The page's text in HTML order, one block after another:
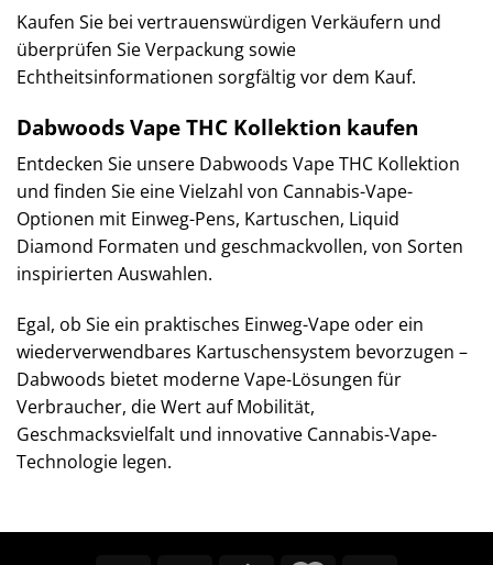
Kaufen Sie bei vertrauenswürdigen Verkäufern und
überprüfen Sie Verpackung sowie
Echtheitsinformationen sorgfältig vor dem Kauf.
Dabwoods Vape THC Kollektion kaufen
Entdecken Sie unsere Dabwoods Vape THC Kollektion
und finden Sie eine Vielzahl von Cannabis-Vape-
Optionen mit Einweg-Pens, Kartuschen, Liquid
Diamond Formaten und geschmackvollen, von Sorten
inspirierten Auswahlen.
Egal, ob Sie ein praktisches Einweg-Vape oder ein
wiederverwendbares Kartuschensystem bevorzugen –
Dabwoods bietet moderne Vape-Lösungen für
Verbraucher, die Wert auf Mobilität,
Geschmacksvielfalt und innovative Cannabis-Vape-
Technologie legen.